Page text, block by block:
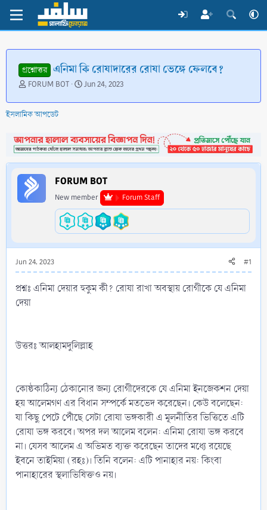
প্রশ্নোত্তর এনিমা কি রোযাদারের রোযা ভেঙ্গে ফেলবে?
T
r
e
d
s
t
a
r
t
FORUM BOT
S
a
d
a
t
e
Jun 24, 2023
ইসলামিক আপডেট
FORUM BOT
New member Forum Staff
Jun 24, 2023 #1
প্রশ্নঃ এনিমা দেয়ার হুকুম কী? রোযা রাখা অবস্থায় রোগীকে যে এনিমা
দেয়া
উত্তরঃ আলহামদুলিল্লাহ
কোষ্ঠকাঠিন্য ঠেকানোর জন্য রোগীদেরকে যে এনিমা ইনজেকশন দেয়া
হয় আলেমগণ এর বিধান সম্পর্কে মতভেদ করেছেন। কেউ বলেছেন:
যা কিছু পেটে পৌঁছে সেটা রোযা ভঙ্গকারী এ মূলনীতির ভিত্তিতে এটি
রোযা ভঙ্গ করবে। অপর দল আলেম বলেন: এনিমা রোযা ভঙ্গ করবে
না। যেসব আলেম এ অভিমত ব্যক্ত করেছেন তাদের মধ্যে রয়েছে
ইবনে তাইমিয়া (রহঃ)। তিনি বলেন: এটি পানাহার নয়: কিংবা
পানাহারের স্থলাভিষিক্তও নয়।